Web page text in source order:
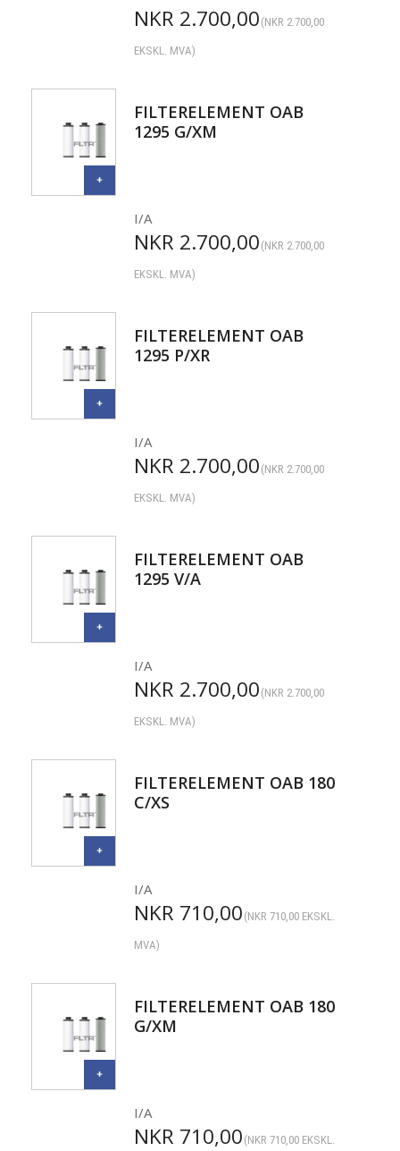
NKR 2.700,00 (NKR 2.700,00
EKSKL. MVA)
FILTERELEMENT OAB
1295 G/XM
I/A
NKR 2.700,00 (NKR 2.700,00
EKSKL. MVA)
FILTERELEMENT OAB
1295 P/XR
I/A
NKR 2.700,00 (NKR 2.700,00
EKSKL. MVA)
FILTERELEMENT OAB
1295 V/A
I/A
NKR 2.700,00 (NKR 2.700,00
EKSKL. MVA)
FILTERELEMENT OAB 180
C/XS
I/A
NKR 710,00 (NKR 710,00EKSKL.
MVA)
FILTERELEMENT OAB 180
G/XM
I/A
NKR 710,00 (NKR 710,00EKSKL.